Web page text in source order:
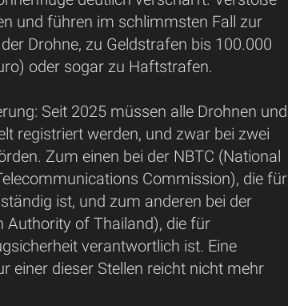
und führen im schlimmsten Fall zur
Drohne, zu Geldstrafen bis 100.000
oder sogar zu Haftstrafen.
Seit 2025 müssen alle Drohnen und
registriert werden, und zwar bei zwei
Zum einen bei der NBTC (National
Commission), die für
ist, und zum anderen bei der
Authority of Thailand), die für
verantwortlich ist. Eine
einer dieser Stellen reicht nicht mehr